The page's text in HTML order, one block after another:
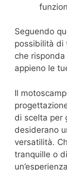
Seguendo
possibilità di
che
appieno le
Il
di scelta per
desiderano
versatilità.
tranquille o